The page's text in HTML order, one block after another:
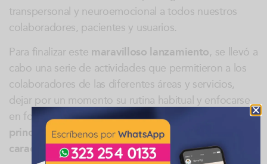
transpersonal y neuroemocional a todos nuestros
colaboradores, pacientes y usuarios.
Para finalizar este maravilloso lanzamiento, se llevó a
cabo una serie de actividades que permitieron a los
colaboradores de las diferentes áreas y servicios,
dejar por un momento su rutina habitual y enfocarse
en fortalecer de una manera divertida y diferente,
los
principios, valores y cualidadesque los
caracterizan.